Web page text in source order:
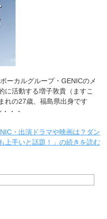
ーカルグループ・GENICのメ
に活動する増子敦貴（ますこ
れの27歳、福島県出身です
・・
・出演ドラマや映画は？ダン
上手いと話題！」の続きを読む